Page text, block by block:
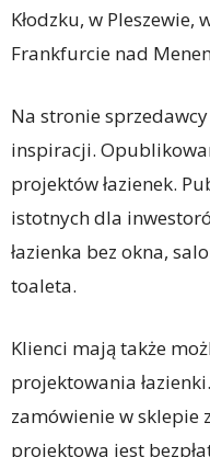
Kłodzku, w
Frankfurcie nad
Na stronie
inspiracji.
projektów łazienek.
istotnych dla
łazienka bez okna,
toaleta.
Klienci mają także
projektowania
zamówienie w sklepie
projektowa jest